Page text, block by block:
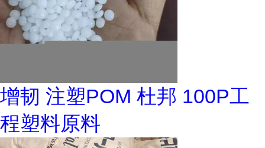
增韧 注塑POM 杜邦 100P工
程塑料原料